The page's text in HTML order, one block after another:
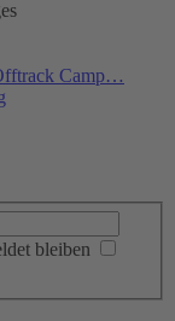
Camp…
bleiben